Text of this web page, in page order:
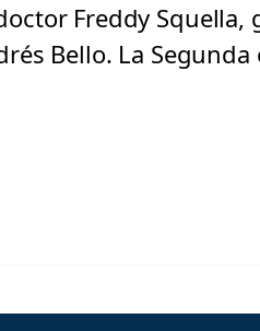
Freddy
Bello. La